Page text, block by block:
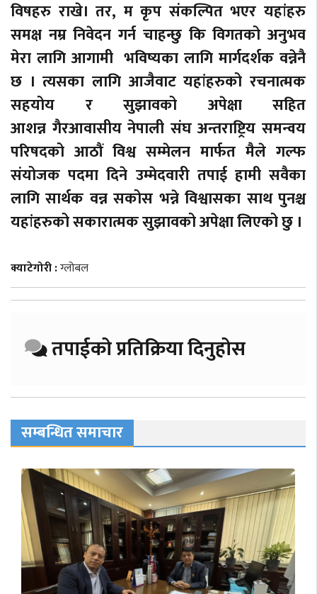
विषहरु राखे। तर, म कृप संकल्पित भएर यहांहरु
समक्ष नम्र निवेदन गर्न चाहन्छु कि विगतको अनुभव
मेरा लागि आगामी भविष्यका लागि मार्गदर्शक वन्नेनै
छ । त्यसका लागि आजैवाट यहांहरुको रचनात्मक
सहयोय र सुझावको अपेक्षा सहित
आशन्न गैरआवासीय नेपाली संघ अन्तराष्ट्रिय समन्वय
परिषदको आठौं विश्व सम्मेलन मार्फत मैले गल्फ
संयोजक पदमा दिने उम्मेदवारी तपाई हामी सवैका
लागि सार्थक वन्न सकोस भन्ने विश्वासका साथ पुनश्च
यहांहरुको सकारात्मक सुझावको अपेक्षा लिएको छु ।
क्याटेगोरी :ग्लोबल
तपाईको प्रतिक्रिया दिनुहोस
सम्बन्धित समाचार